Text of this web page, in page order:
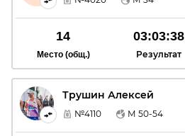
14
Место (общ.)
03:03:38
Результат
ТА Трушин Алексей
№4110 М 50-54